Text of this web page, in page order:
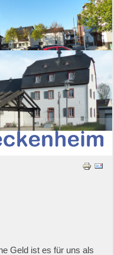
Geld ist es für uns als